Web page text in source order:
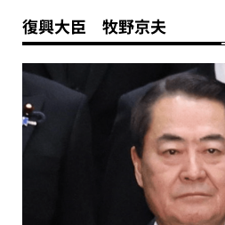
復興大臣 牧野京夫